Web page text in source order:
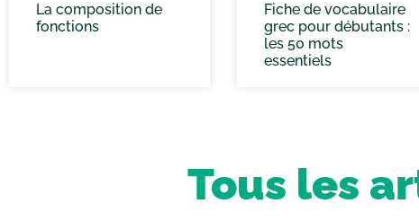
La composition de
fonctions
Fiche de vocabulaire
grec pour débutants :
les 50 mots
essentiels
Tous les